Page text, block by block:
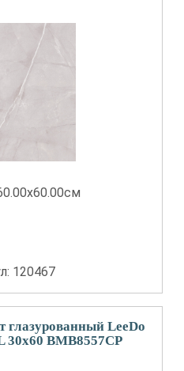
120467
глазурованный LeeDo
30x60 BMB8557CP